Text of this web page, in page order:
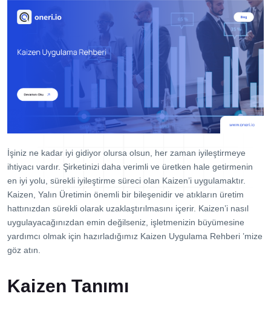
Dijital Denetim Yönetimi
Eğitim Yönetim Sistemi
Müşteri Talep Yönetimi
Danışmanlık
Webinar
E-Kitaplar
Başarı Hikayeleri
Kurumsal
Referanslar
İşiniz ne kadar iyi gidiyor olursa olsun, her zaman iyileştirmeye
ihtiyacı vardır. Şirketinizi daha verimli ve üretken hale getirmenin
en iyi yolu, sürekli iyileştirme süreci olan Kaizen’i uygulamaktır.
Kaizen, Yalın Üretimin önemli bir bileşenidir ve atıkların üretim
hattınızdan sürekli olarak uzaklaştırılmasını içerir. Kaizen’i nasıl
uygulayacağınızdan emin değilseniz, işletmenizin büyümesine
yardımcı olmak için hazırladığımız Kaizen Uygulama Rehberi ’mize
göz atın.
Kaizen Tanımı